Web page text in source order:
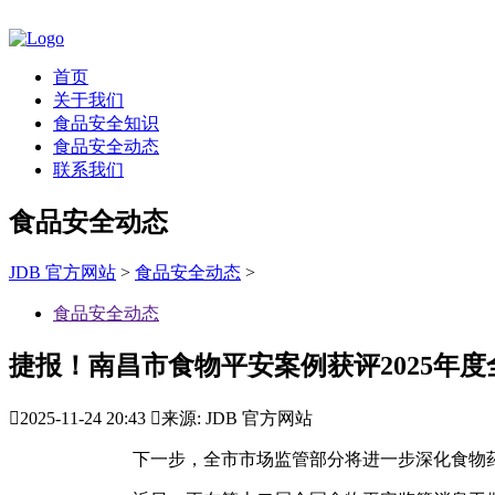
首页
关于我们
食品安全知识
食品安全动态
联系我们
食品安全动态
JDB 官方网站 > 食品安全动态 >
食品安全动态
捷报！南昌市食物平安案例获评2025年度
2025-11-24 20:43 来源: JDB 官方网站
下一步，全市市场监管部分将进一步深化食物